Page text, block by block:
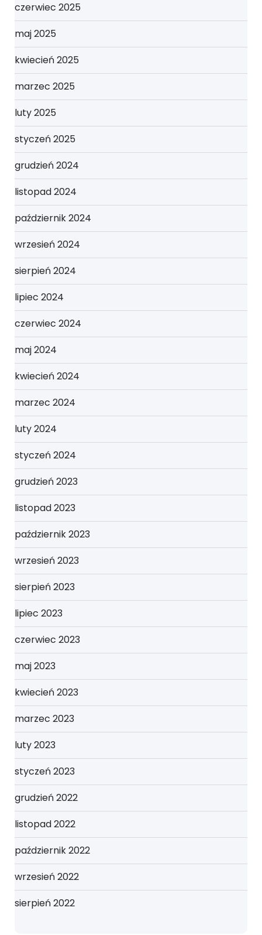
czerwiec 2025
maj 2025
kwiecień 2025
marzec 2025
luty 2025
styczeń 2025
grudzień 2024
listopad 2024
październik 2024
wrzesień 2024
sierpień 2024
lipiec 2024
czerwiec 2024
maj 2024
kwiecień 2024
marzec 2024
luty 2024
styczeń 2024
grudzień 2023
listopad 2023
październik 2023
wrzesień 2023
sierpień 2023
lipiec 2023
czerwiec 2023
maj 2023
kwiecień 2023
marzec 2023
luty 2023
styczeń 2023
grudzień 2022
listopad 2022
październik 2022
wrzesień 2022
sierpień 2022